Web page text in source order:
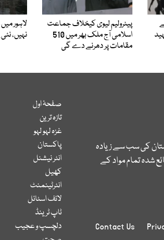
پیٹرولیم لیوی کیخلاف جماعت
اسلامی آج ملک بھر میں 510
مقامات پر دھرنے دے گی
لاہور
نہیں،
کی سب سے زیادہ
شدہ تمام مواد کے
Contact Us
صفحۂ اول
تازہ ترین
غزہ لہو لہو
پاکستان
انٹر نیشنل
کھیل
انٹرٹینمنٹ
لائف اسٹائل
ٹاپ ٹرینڈ
دلچسپ و عجیب